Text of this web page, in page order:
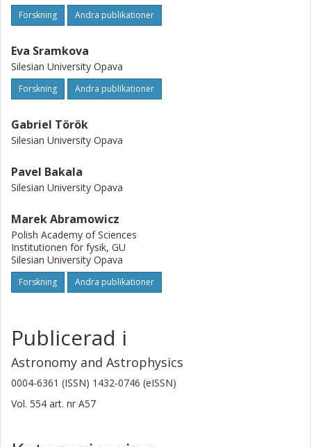
Forskning Andra publikationer
Eva Sramkova
Silesian University Opava
Forskning Andra publikationer
Gabriel Török
Silesian University Opava
Pavel Bakala
Silesian University Opava
Marek Abramowicz
Polish Academy of Sciences
Institutionen för fysik, GU
Silesian University Opava
Forskning Andra publikationer
Publicerad i
Astronomy and Astrophysics
0004-6361 (ISSN) 1432-0746 (eISSN)
Vol. 554 art. nr A57